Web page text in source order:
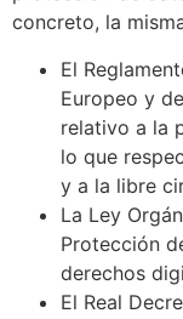
concreto, la
El
Europeo y
relativo a la
lo que
y a la libre
La Ley
Protección
derechos
El Real